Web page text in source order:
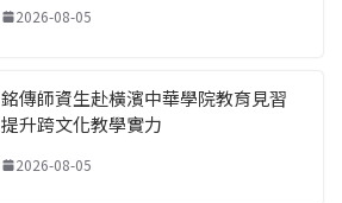
2026-08-05
銘傳師資生赴橫濱中華學院教育見習
提升跨文化教學實力
2026-08-05